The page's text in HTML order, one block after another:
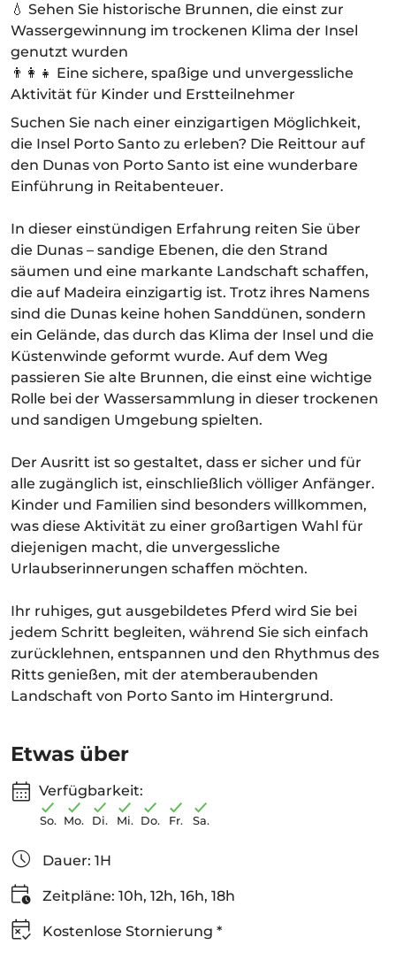
💧 Sehen Sie historische Brunnen, die einst zur
Wassergewinnung im trockenen Klima der Insel
genutzt wurden
👨‍👩‍👧 Eine sichere, spaßige und unvergessliche
Aktivität für Kinder und Erstteilnehmer
Suchen Sie nach einer einzigartigen Möglichkeit,
die Insel Porto Santo zu erleben? Die Reittour auf
den Dunas von Porto Santo ist eine wunderbare
Einführung in Reitabenteuer.
In dieser einstündigen Erfahrung reiten Sie über
die Dunas – sandige Ebenen, die den Strand
säumen und eine markante Landschaft schaffen,
die auf Madeira einzigartig ist. Trotz ihres Namens
sind die Dunas keine hohen Sanddünen, sondern
ein Gelände, das durch das Klima der Insel und die
Küstenwinde geformt wurde. Auf dem Weg
passieren Sie alte Brunnen, die einst eine wichtige
Rolle bei der Wassersammlung in dieser trockenen
und sandigen Umgebung spielten.
Der Ausritt ist so gestaltet, dass er sicher und für
alle zugänglich ist, einschließlich völliger Anfänger.
Kinder und Familien sind besonders willkommen,
was diese Aktivität zu einer großartigen Wahl für
diejenigen macht, die unvergessliche
Urlaubserinnerungen schaffen möchten.
Ihr ruhiges, gut ausgebildetes Pferd wird Sie bei
jedem Schritt begleiten, während Sie sich einfach
zurücklehnen, entspannen und den Rhythmus des
Ritts genießen, mit der atemberaubenden
Landschaft von Porto Santo im Hintergrund.
Etwas über
Verfügbarkeit:
So. Mo. Di. Mi. Do. Fr. Sa.
Dauer: 1H
Zeitpläne: 10h, 12h, 16h, 18h
Kostenlose Stornierung *